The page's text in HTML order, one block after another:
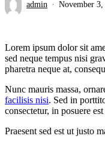
admin November 3,
Lorem ipsum dolor sit
sed neque tempus nisi
pharetra neque at,
Nunc mauris massa,
facilisis nisi. Sed in
consectetur, in posuere
Praesent sed est ut justo